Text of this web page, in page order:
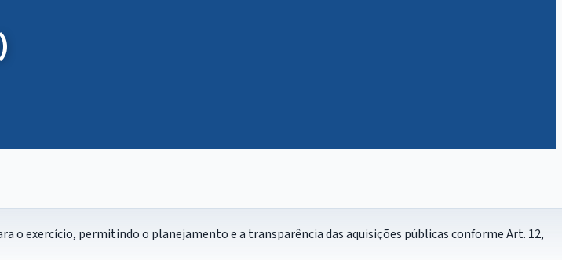
o exercício, permitindo o planejamento e a transparência das aquisições públicas conforme Art. 12,